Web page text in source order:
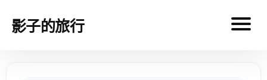
影子的旅行